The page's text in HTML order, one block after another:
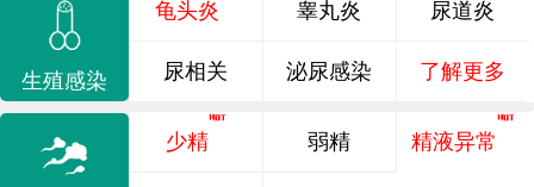
生殖感染
龟头炎 睾丸炎 尿道炎
尿相关 泌尿感染 了解更多
少精 弱精 精液异常